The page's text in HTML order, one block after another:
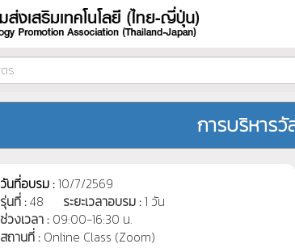
การบริหาร
วันที่อบรม :10/7/2569
รุ่นที่ :48 ระยะเวลาอบรม :1 วัน
ช่วงเวลา : 09:00-16:30 น.
สถานที่ : Online Class (Zoom)